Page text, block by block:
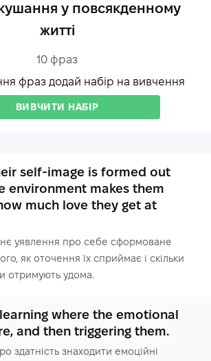
у повсякденному
житті
10 фраз
фраз додай набір на вивчення
ВИВЧИТИ НАБІР
self-image is formed out
environment makes them
much love they get at
уявлення про себе сформоване
як оточення їх сприймає і скільки
отримують удома.
where the emotional
and then triggering them.
здатність знаходити емоційні